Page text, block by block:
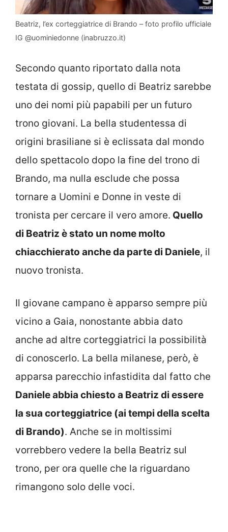
Beatriz, l’ex corteggiatrice di Brando – foto profilo ufficiale
IG @uominiedonne (inabruzzo.it)
Secondo quanto riportato dalla nota
testata di gossip, quello di Beatriz sarebbe
uno dei nomi più papabili per un futuro
trono giovani. La bella studentessa di
origini brasiliane si è eclissata dal mondo
dello spettacolo dopo la fine del trono di
Brando, ma nulla esclude che possa
tornare a Uomini e Donne in veste di
tronista per cercare il vero amore. Quello
di Beatriz è stato un nome molto
chiacchierato anche da parte di Daniele, il
nuovo tronista.
Il giovane campano è apparso sempre più
vicino a Gaia, nonostante abbia dato
anche ad altre corteggiatrici la possibilità
di conoscerlo. La bella milanese, però, è
apparsa parecchio infastidita dal fatto che
Daniele abbia chiesto a Beatriz di essere
la sua corteggiatrice (ai tempi della scelta
di Brando). Anche se in moltissimi
vorrebbero vedere la bella Beatriz sul
trono, per ora quelle che la riguardano
rimangono solo delle voci.